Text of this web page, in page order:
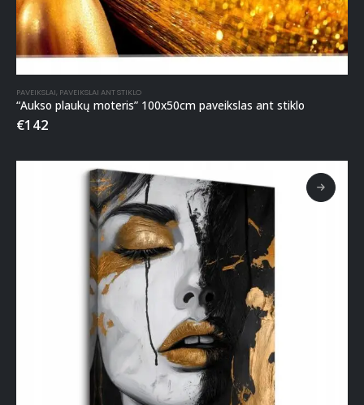
PAVEIKSLAI, PAVEIKSLAI ANT STIKLO
“Aukso plaukų moteris” 100x50cm paveikslas ant stiklo
€142